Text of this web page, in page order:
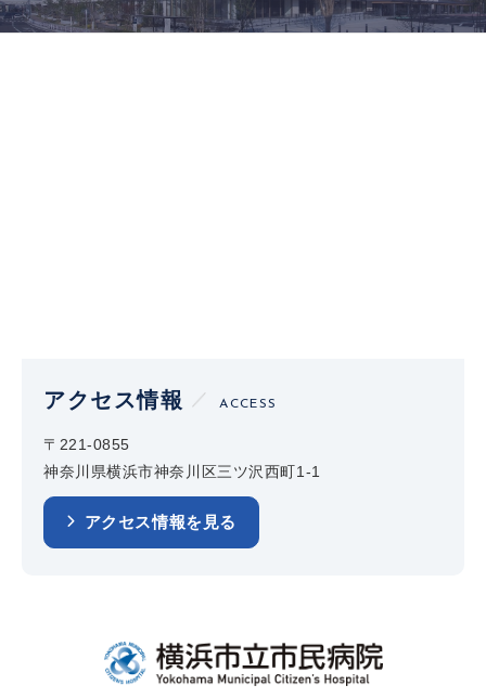
アクセス情報 ACCESS
〒221-0855
神奈川県横浜市神奈川区三ツ沢西町1-1
アクセス情報を見る